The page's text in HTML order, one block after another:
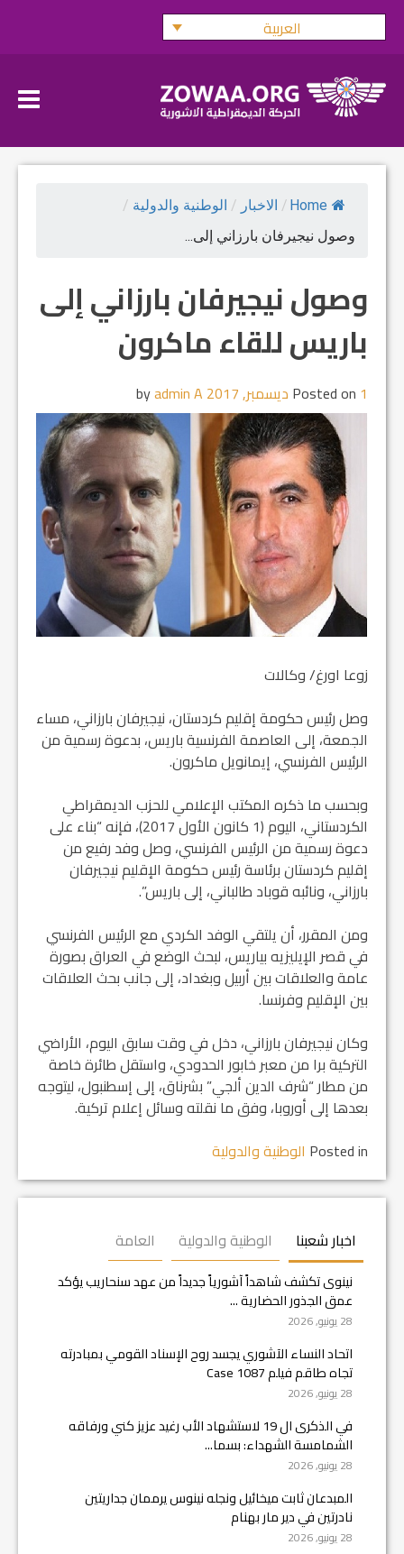
Skip
العربية
Home
/ الاخبار / الوطنية والدولية /
وصول نيجيرفان بارزاني إلی...
وصول نيجيرفان بارزاني إلی
باريس للقاء ماكرون
Posted on 1 ديسمبر, 2017 admin A
زوعا اورغ/ وكالات
وصل رئيس حكومة إقليم كردستان، نيجيرفان بارزاني، مساء
الجمعة، إلی العاصمة الفرنسية باريس، بدعوة رسمية من
الرئيس الفرنسي، إيمانويل ماكرون.
وبحسب ما ذكره المكتب الإعلامي للحزب الديمقراطي
الكردستاني، اليوم (1 كانون الأول 2017)، فإنه “بناء على
دعوة رسمية من الرئيس الفرنسي، وصل وفد رفيع من
إقليم كردستان برئاسة رئيس حكومة الإقليم نيجيرفان
بارزاني، ونائبه قوباد طالباني، إلى باريس”.
ومن المقرر، أن يلتقي الوفد الكردي مع الرئيس الفرنسي
في قصر الإيليزيه بياريس، لبحث الوضع في العراق بصورة
عامة والعلاقات بين أربيل وبغداد، إلى جانب بحث العلاقات
بين الإقليم وفرنسا.
وكان نيجيرفان بارزاني، دخل في وقت سابق اليوم، الأراضي
التركية برا من معبر خابور الحدودي، واستقل طائرة خاصة
من مطار “شرف الدين ألجي” بشرناق، إلى إسطنبول، ليتوجه
بعدها إلى أوروبا، وفق ما نقلته وسائل إعلام تركية.
Posted in الوطنية والدولية
اخبار شعبنا الوطنية والدولية العامة
نينوى تكشف شاهداً آشورياً جديداً من عهد سنحاريب يؤكد
عمق الجذور الحضارية ...
28 يونيو, 2026
اتحاد النساء الآشوري يجسد روح الإسناد القومي بمبادرته
تجاه طاقم فيلم Case 1087
28 يونيو, 2026
في الذكرى ال 19 لاستشهاد الأب رغيد عزيز كني ورفاقه
الشمامسة الشهداء: بسما...
28 يونيو, 2026
المبدعان ثابت ميخائيل ونجله نينوس يرممان جداريتين
نادرتين في دير مار بهنام
28 يونيو, 2026